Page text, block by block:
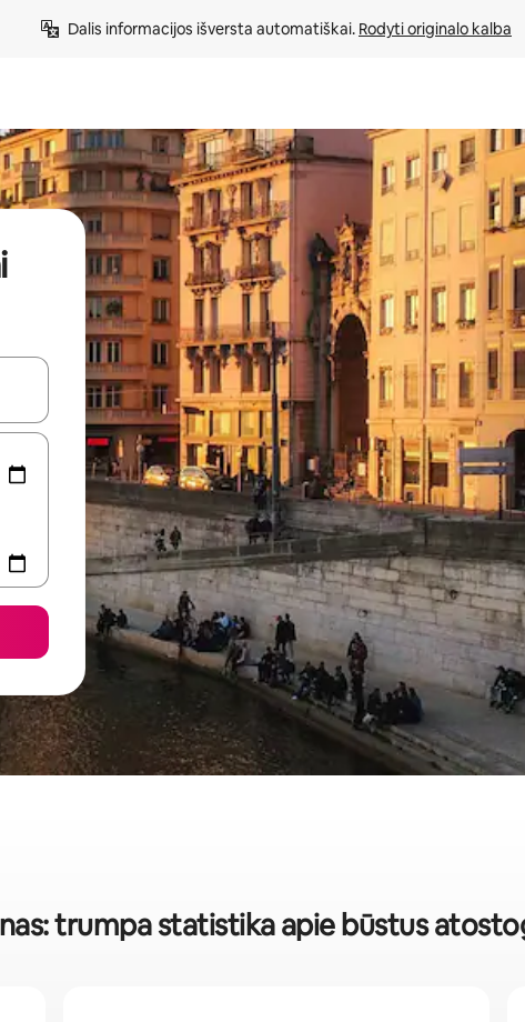
Dalis informacijos išversta automatiškai. Rodyti originalo kalba
naudodami rodykles aukštyn ir žemyn arba liesdami ir braukdami
trumpa statistika apie būstus